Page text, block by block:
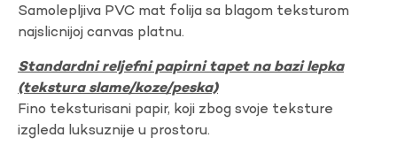
Samolepljiva PVC mat folija sa blagom teksturom
najslicnijoj canvas platnu.
Standardni reljefni papirni tapet na bazi lepka
(tekstura slame/koze/peska)
Fino teksturisani papir, koji zbog svoje teksture
izgleda luksuznije u prostoru.